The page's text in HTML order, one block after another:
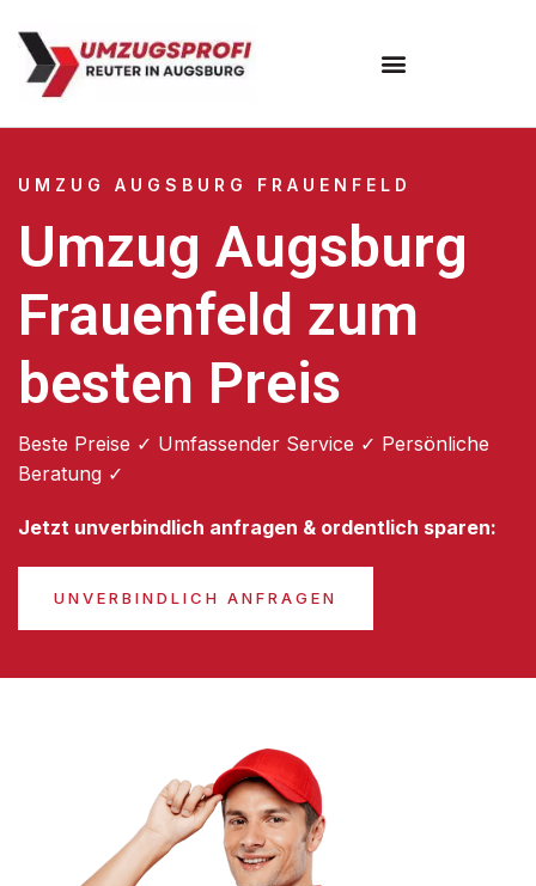
UMZUG AUGSBURG FRAUENFELD
Umzug Augsburg
Frauenfeld zum
besten Preis
Beste Preise ✓ Umfassender Service ✓ Persönliche
Beratung ✓
Jetzt unverbindlich anfragen & ordentlich sparen:
UNVERBINDLICH ANFRAGEN